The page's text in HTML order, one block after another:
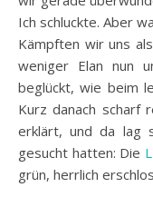
Ich schluckte. Aber
Kämpften wir uns
weniger Elan nun
beglückt, wie beim
Kurz danach scharf
erklärt, und da lag
gesucht hatten: Die
grün, herrlich